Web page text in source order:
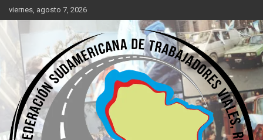
Saltar
al
contenido
viernes, agosto 7, 2026